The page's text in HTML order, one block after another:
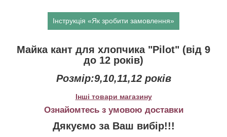
Інструкція «Як зробити замовлення»
Майка кант для хлопчика "Pilot" (від 9
до 12 років)
Розмір:9,10,11,12 років
Інші товари магазину
Ознайомтесь з умовою доставки
Дякуємо за Ваш вибір!!!